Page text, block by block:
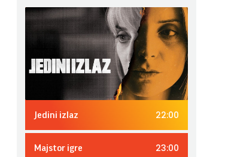
Jedini izlaz 22:00
Majstor igre 23:00